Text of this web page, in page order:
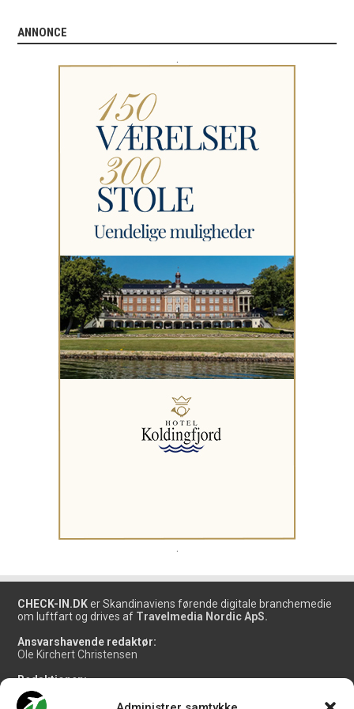
ANNONCE
CHECK-IN.DK er Skandinaviens førende digitale branchemedie
om luftfart og drives af Travelmedia Nordic ApS.
Ansvarshavende redaktør:
Ole Kirchert Christensen
Redaktionen:
Christian Granhøj Skouboe
Henrik Baumgarten